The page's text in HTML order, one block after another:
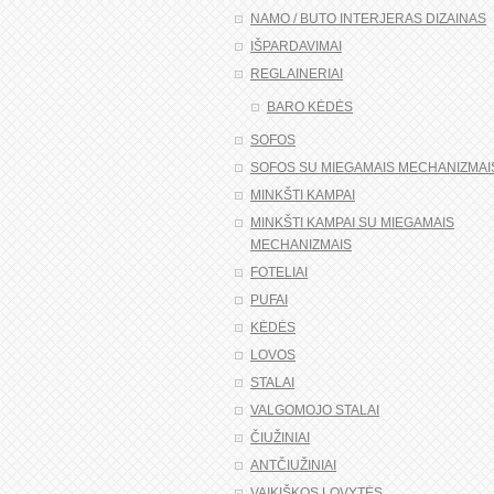
NAMO / BUTO INTERJERAS DIZAINAS
IŠPARDAVIMAI
REGLAINERIAI
BARO KĖDĖS
SOFOS
SOFOS SU MIEGAMAIS
MINKŠTI KAMPAI
MINKŠTI KAMPAI SU MIEGAMAIS
MECHANIZMAIS
FOTELIAI
PUFAI
KĖDĖS
LOVOS
STALAI
VALGOMOJO STALAI
ČIUŽINIAI
ANTČIUŽINIAI